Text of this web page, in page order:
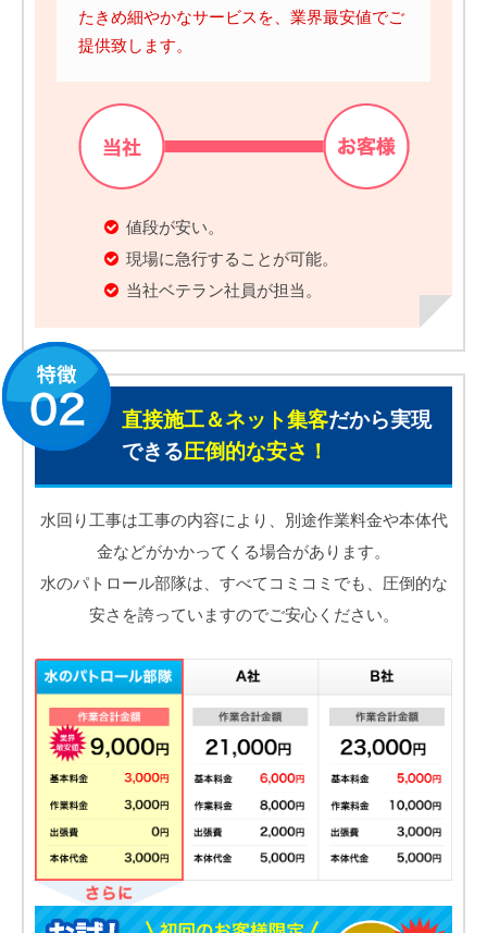
たきめ細やかなサービスを、業界最安値でご
提供致します。
値段が安い。
現場に急行することが可能。
当社ベテラン社員が担当。
直接施工＆ネット集客だから実現
できる圧倒的な安さ！
水回り工事は工事の内容により、別途作業料金や本体代
金などがかかってくる場合があります。
水のパトロール部隊は、すべてコミコミでも、圧倒的な
安さを誇っていますのでご安心ください。